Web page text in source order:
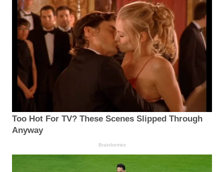
Too Hot For TV? These Scenes Slipped Through
Anyway
Brainberries